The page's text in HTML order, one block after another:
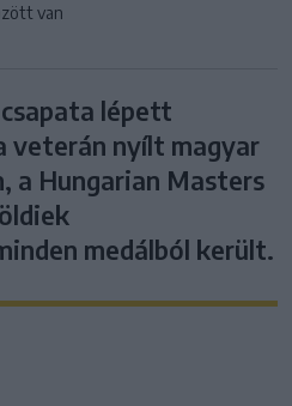
van
lépett
veterán nyílt magyar
a Hungarian Masters
medálból került.